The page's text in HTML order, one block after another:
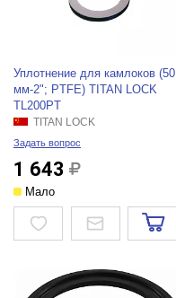
Уплотнение для камлоков (50
мм-2"; PTFE) TITAN LOCK
TL200PT
TITAN LOCK
Задать вопрос
1 643
Мало